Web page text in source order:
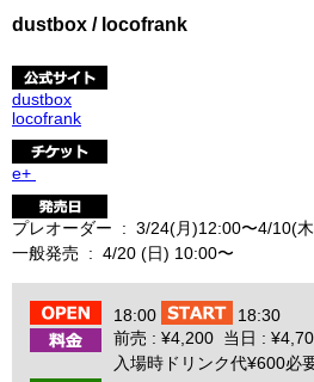
dustbox / locofrank
dustbox
locofrank
e+
プレオーダー : 3/24(月)12:00〜4/10(
一般発売 : 4/20 (日) 10:00〜
18:00
18:30
前売 : ¥4,200 当日 :
入場時ドリンク代¥600必